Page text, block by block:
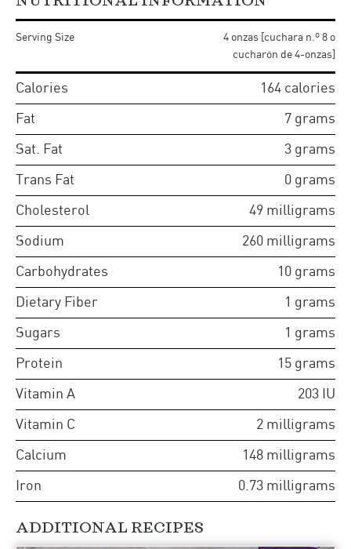
Serving Size
4 onzas [cuchara n.º 8 o
cucharón de 4-onzas]
Calories 164 calories
Fat 7 grams
Sat. Fat 3 grams
Trans Fat 0 grams
Cholesterol 49 milligrams
Sodium 260 milligrams
Carbohydrates 10 grams
Dietary Fiber 1 grams
Sugars 1 grams
Protein 15 grams
Vitamin A 203 IU
Vitamin C 2 milligrams
Calcium 148 milligrams
Iron 0.73 milligrams
ADDITIONAL RECIPES